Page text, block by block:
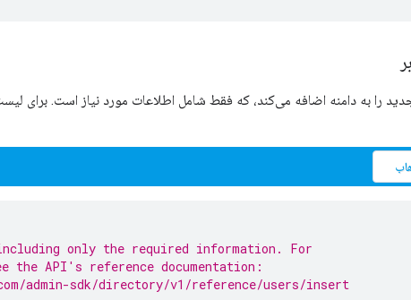
جدید را به دامنه اضافه می‌کند، که فقط شامل اطلاعات مورد نیاز است. برای
only the required information. For
API's reference documentation:
admin-sdk/directory/v1/reference/users/insert